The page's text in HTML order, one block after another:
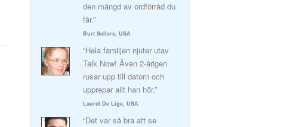
den mängd av ordförråd du
får.”
Burt Sellers, USA
“Hela familjen njuter utav
Talk Now! Även 2-årigen
rusar upp till datorn och
upprepar allt han hör.”
Laurel De Lige, USA
“Det var så bra att se